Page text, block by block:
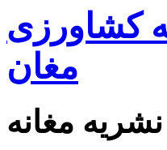
کشاورزی
مغان
مغانه